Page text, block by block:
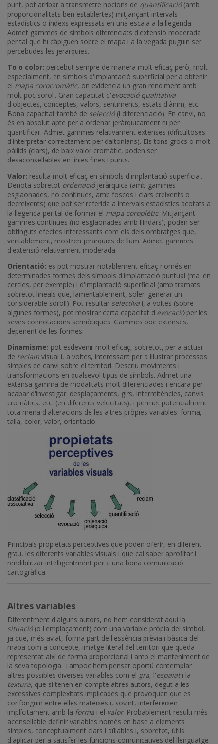
punt, pot arribar a transmetre nocions de quantificació(amb
proporcionalitats ben establertes) mitjançant intervals
estadístics o índexs expressats en una escala a la llegenda.
Admet gammes de símbols diferenciats d'extensió moderada
per tal que hi càpiguen sobre el mapa i a la vegada puguin ser
percebudes les jerarquies.
To o color: percebut sempre de manera molt eficaç però, molt
especialment, en símbols d'implantació superficial per a obtenir
el mapa corocromàtic, on evidencia un gran rendiment amb
molt poc soroll. Gran capacitat d'evocació qualitativa
d'objectes, conceptes, valors, sentiments, estats d'ànim, etc.
Bona capacitat també de selecció(i diferenciació). En canvi, no
és en absolut apte per a ordenar jeràrquicament ni per
quantificar. Admet gammes relativament extenses (dificultoses
d'interpretar correctament per daltonians). Els tons grocs o molt
pàl·lids (clars), de baix valor cromàtic, poden ser
desaconsellables en línies fines i punts.
Valor: resulta molt eficaç en símbols d'implantació superficial.
Denota sobretot ordenaciójeràrquica (amb gammes
esglaonades, no contínues, amb foscos i clars creixents o
decreixents) que pot ser referida a intervals estadístics acotats a
la llegenda per tal de formar el mapa coroplètic. Mitjançant
gammes contínues (no esglaonades amb llindars), poden ser
obtinguts efectes interessants com els dels ombratges que,
veritablement, mostren jerarquies de llum. Admet gammes
d'extensió relativament moderada.
Orientació: es pot mostrar notablement eficaç només en
determinades formes dels símbols d'implantació puntual (mai en
cercles, per exemple) i d'implantació superficial (amb tramats
sobretot lineals que, lamentablement, solen generar un
considerable soroll). Pot resultar selectiva i, a voltes (sobre
algunes formes), pot mostrar certa capacitat d'evocacióper les
seves connotacions semiòtiques. Gammes poc extenses,
depenent de les formes.
Dinamisme: pot esdevenir molt eficaç, sobretot, per a actuar
de reclam visual i, a voltes, interessant per a il·lustrar processos
simples de canvi sobre el territori. Descriu moviments i
transformacions en qualsevol tipus de símbols. Admet una
extensa gamma de modalitats molt diferenciades i encara per
acabar d'investigar: desplaçaments, girs, intermitències, canvis
cromàtics, etc. (en diferents velocitats), i permet potencialment
tota mena d'alteracions de les altres pròpies variables: forma,
talla, color, valor, orientació.
Principals propietats perceptives que poden oferir, en diferent
grau, les diferents variables visuals i que cal saber aprofitar i
rendibilitzar intel·ligentment per a una bona comunicació
cartogràfica.
Altres variables
Diferentment d'alguns autors, no hem considerat aquí la
situació(o l'emplaçament) com una variable pròpia del símbol,
ja que, més aviat, forma part de l'essència prèvia i bàsica del
mapa com a concepte, imatge literal del territori que queda
representat així de forma proporcional i amb el manteniment de
la seva topologia. Tampoc hem pensat oportú contemplar
altres possibles diverses variables com el gra, l'espaiati la
textura, que sí tenen en compte altres autors, degut a les
excessives complexitats implicades que provoquen que es
confonguin entre elles mateixes i, sovint, interfereixen
implícitament amb la forma i el valor. Probablement resulti més
aconsellable definir variables només en base a elements
simples, conceptualment clars i aïllables i, sobretot, útils
d'aplicar per a satisfer les funcions comunicatives del llenguatge